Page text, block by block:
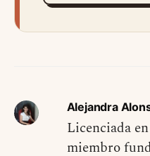
Alejandra
Licenciada
miembro